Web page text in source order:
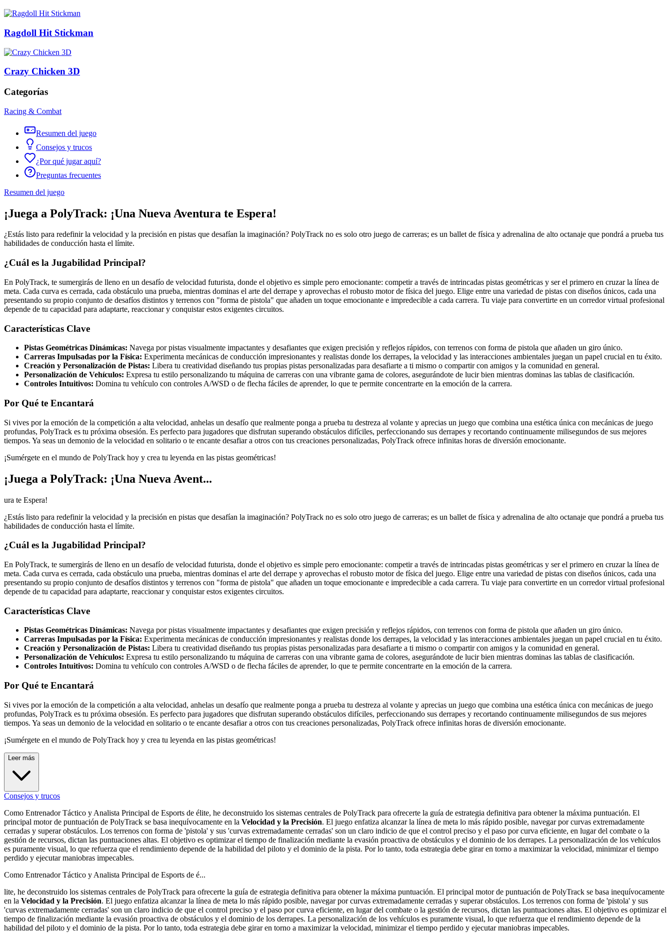
Ragdoll Hit Stickman
Crazy Chicken 3D
Categorías
Racing & Combat
Resumen del juego
Consejos y trucos
¿Por qué jugar aquí?
Preguntas frecuentes
Resumen del juego
¡Juega a PolyTrack: ¡Una Nueva Aventura te Espera!
¿Estás listo para redefinir la velocidad y la precisión en pistas que desafían la imaginación? PolyTrack no es solo otro juego de carreras; es un ballet de física y adrenalina de alto octanaje que pondrá a prueba tus
habilidades de conducción hasta el límite.
¿Cuál es la Jugabilidad Principal?
En PolyTrack, te sumergirás de lleno en un desafío de velocidad futurista, donde el objetivo es simple pero emocionante: competir a través de intrincadas pistas geométricas y ser el primero en cruzar la línea de
meta. Cada curva es cerrada, cada obstáculo una prueba, mientras dominas el arte del derrape y aprovechas el robusto motor de física del juego. Elige entre una variedad de pistas con diseños únicos, cada una
presentando su propio conjunto de desafíos distintos y terrenos con "forma de pistola" que añaden un toque emocionante e impredecible a cada carrera. Tu viaje para convertirte en un corredor virtual profesional
depende de tu capacidad para adaptarte, reaccionar y conquistar estos exigentes circuitos.
Características Clave
Pistas Geométricas Dinámicas: Navega por pistas visualmente impactantes y desafiantes que exigen precisión y reflejos rápidos, con terrenos con forma de pistola que añaden un giro único.
Carreras Impulsadas por la Física: Experimenta mecánicas de conducción impresionantes y realistas donde los derrapes, la velocidad y las interacciones ambientales juegan un papel crucial en tu éxito.
Creación y Personalización de Pistas: Libera tu creatividad diseñando tus propias pistas personalizadas para desafiarte a ti mismo o compartir con amigos y la comunidad en general.
Personalización de Vehículos: Expresa tu estilo personalizando tu máquina de carreras con una vibrante gama de colores, asegurándote de lucir bien mientras dominas las tablas de clasificación.
Controles Intuitivos: Domina tu vehículo con controles A/WSD o de flecha fáciles de aprender, lo que te permite concentrarte en la emoción de la carrera.
Por Qué te Encantará
Si vives por la emoción de la competición a alta velocidad, anhelas un desafío que realmente ponga a prueba tu destreza al volante y aprecias un juego que combina una estética única con mecánicas de juego
profundas, PolyTrack es tu próxima obsesión. Es perfecto para jugadores que disfrutan superando obstáculos difíciles, perfeccionando sus derrapes y recortando continuamente milisegundos de sus mejores
tiempos. Ya seas un demonio de la velocidad en solitario o te encante desafiar a otros con tus creaciones personalizadas, PolyTrack ofrece infinitas horas de diversión emocionante.
¡Sumérgete en el mundo de PolyTrack hoy y crea tu leyenda en las pistas geométricas!
¡Juega a PolyTrack: ¡Una Nueva Avent...
ura te Espera!
¿Estás listo para redefinir la velocidad y la precisión en pistas que desafían la imaginación? PolyTrack no es solo otro juego de carreras; es un ballet de física y adrenalina de alto octanaje que pondrá a prueba tus
habilidades de conducción hasta el límite.
¿Cuál es la Jugabilidad Principal?
En PolyTrack, te sumergirás de lleno en un desafío de velocidad futurista, donde el objetivo es simple pero emocionante: competir a través de intrincadas pistas geométricas y ser el primero en cruzar la línea de
meta. Cada curva es cerrada, cada obstáculo una prueba, mientras dominas el arte del derrape y aprovechas el robusto motor de física del juego. Elige entre una variedad de pistas con diseños únicos, cada una
presentando su propio conjunto de desafíos distintos y terrenos con "forma de pistola" que añaden un toque emocionante e impredecible a cada carrera. Tu viaje para convertirte en un corredor virtual profesional
depende de tu capacidad para adaptarte, reaccionar y conquistar estos exigentes circuitos.
Características Clave
Pistas Geométricas Dinámicas: Navega por pistas visualmente impactantes y desafiantes que exigen precisión y reflejos rápidos, con terrenos con forma de pistola que añaden un giro único.
Carreras Impulsadas por la Física: Experimenta mecánicas de conducción impresionantes y realistas donde los derrapes, la velocidad y las interacciones ambientales juegan un papel crucial en tu éxito.
Creación y Personalización de Pistas: Libera tu creatividad diseñando tus propias pistas personalizadas para desafiarte a ti mismo o compartir con amigos y la comunidad en general.
Personalización de Vehículos: Expresa tu estilo personalizando tu máquina de carreras con una vibrante gama de colores, asegurándote de lucir bien mientras dominas las tablas de clasificación.
Controles Intuitivos: Domina tu vehículo con controles A/WSD o de flecha fáciles de aprender, lo que te permite concentrarte en la emoción de la carrera.
Por Qué te Encantará
Si vives por la emoción de la competición a alta velocidad, anhelas un desafío que realmente ponga a prueba tu destreza al volante y aprecias un juego que combina una estética única con mecánicas de juego
profundas, PolyTrack es tu próxima obsesión. Es perfecto para jugadores que disfrutan superando obstáculos difíciles, perfeccionando sus derrapes y recortando continuamente milisegundos de sus mejores
tiempos. Ya seas un demonio de la velocidad en solitario o te encante desafiar a otros con tus creaciones personalizadas, PolyTrack ofrece infinitas horas de diversión emocionante.
¡Sumérgete en el mundo de PolyTrack hoy y crea tu leyenda en las pistas geométricas!
Leer más
Consejos y trucos
Como Entrenador Táctico y Analista Principal de Esports de élite, he deconstruido los sistemas centrales de PolyTrack para ofrecerte la guía de estrategia definitiva para obtener la máxima puntuación. El
principal motor de puntuación de PolyTrack se basa inequívocamente en la Velocidad y la Precisión. El juego enfatiza alcanzar la línea de meta lo más rápido posible, navegar por curvas extremadamente
cerradas y superar obstáculos. Los terrenos con forma de 'pistola' y sus 'curvas extremadamente cerradas' son un claro indicio de que el control preciso y el paso por curva eficiente, en lugar del combate o la
gestión de recursos, dictan las puntuaciones altas. El objetivo es optimizar el tiempo de finalización mediante la evasión proactiva de obstáculos y el dominio de los derrapes. La personalización de los vehículos
es puramente visual, lo que refuerza que el rendimiento depende de la habilidad del piloto y el dominio de la pista. Por lo tanto, toda estrategia debe girar en torno a maximizar la velocidad, minimizar el tiempo
perdido y ejecutar maniobras impecables.
Como Entrenador Táctico y Analista Principal de Esports de é...
lite, he deconstruido los sistemas centrales de PolyTrack para ofrecerte la guía de estrategia definitiva para obtener la máxima puntuación. El principal motor de puntuación de PolyTrack se basa inequívocamente
en la Velocidad y la Precisión. El juego enfatiza alcanzar la línea de meta lo más rápido posible, navegar por curvas extremadamente cerradas y superar obstáculos. Los terrenos con forma de 'pistola' y sus
'curvas extremadamente cerradas' son un claro indicio de que el control preciso y el paso por curva eficiente, en lugar del combate o la gestión de recursos, dictan las puntuaciones altas. El objetivo es optimizar el
tiempo de finalización mediante la evasión proactiva de obstáculos y el dominio de los derrapes. La personalización de los vehículos es puramente visual, lo que refuerza que el rendimiento depende de la
habilidad del piloto y el dominio de la pista. Por lo tanto, toda estrategia debe girar en torno a maximizar la velocidad, minimizar el tiempo perdido y ejecutar maniobras impecables.